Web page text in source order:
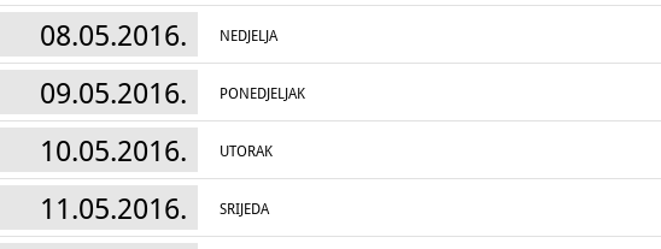
08.05.2016. NEDJELJA
09.05.2016. PONEDJELJAK
10.05.2016. UTORAK
11.05.2016. SRIJEDA